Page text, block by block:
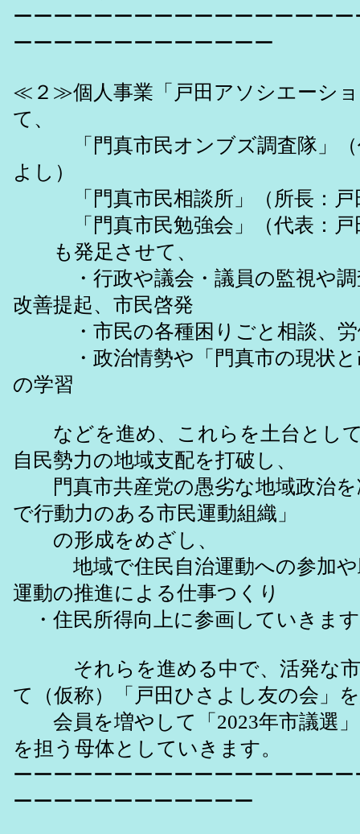
ーーーーーーーーーーーーーーーー
ーーーーーーーーーーーーー
≪２≫個人事業「戸田アソシエーシ
て、
「門真市民オンブズ調査隊」（
よし）
「門真市民相談所」（所長：戸
「門真市民勉強会」（代表：戸
も発足させて、
・行政や議会・議員の監視や調
改善提起、市民啓発
・市民の各種困りごと相談、労
・政治情勢や「門真市の現状と
の学習
などを進め、これらを土台として
自民勢力の地域支配を打破し、
門真市共産党の愚劣な地域政治を
で行動力のある市民運動組織」
の形成をめざし、
地域で住民自治運動への参加や
運動の推進による仕事つくり
・住民所得向上に参画していきま
それらを進める中で、活発な市
て（仮称）「戸田ひさよし友の会」
会員を増やして「2023年市議選」
を担う母体としていきます。
ーーーーーーーーーーーーーーーー
ーーーーーーーーーーーー